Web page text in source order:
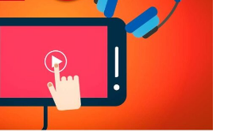
ابل
ننصحك
بها